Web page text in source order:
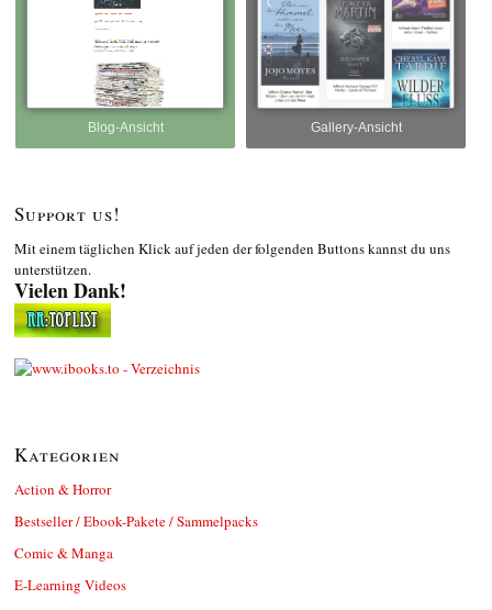
Blog-Ansicht Gallery-Ansicht
Support us!
Mit einem täglichen Klick auf jeden der folgenden Buttons kannst du uns
unterstützen.
Vielen Dank!
Kategorien
Action & Horror
Bestseller / Ebook-Pakete / Sammelpacks
Comic & Manga
E-Learning Videos